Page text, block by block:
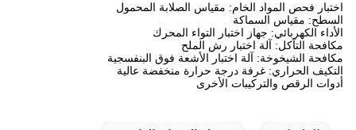
اختبار فحص المواد الخام: مقياس الصلابة المحمول
السطح: مقياس السماكة
الأداء الكهربائي: جهاز اختبار التواء المحرك
مكافحة التآكل: آلة اختبار رش الملح
مكافحة الشيخوخة: آلة اختبار الأشعة فوق البنفسجية
التكيف الحراري: غرفة درجة حرارة منخفضة عالية
أدوات الرقص والتركيبات الأخرى